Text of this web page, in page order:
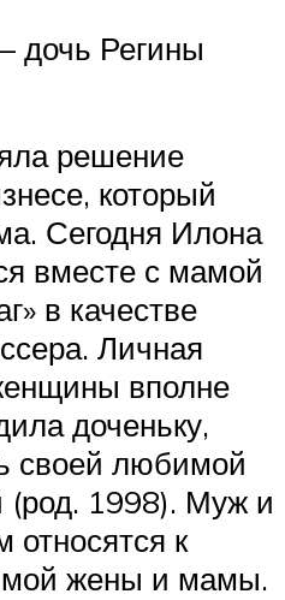
дочь Регины
решение
который
Сегодня Илона
вместе с мамой
в качестве
Личная
вполне
доченьку,
своей любимой
1998). Муж и
относятся к
жены и мамы.